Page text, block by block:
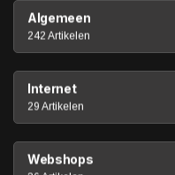
Algemeen
242 Artikelen
Internet
29 Artikelen
Webshops